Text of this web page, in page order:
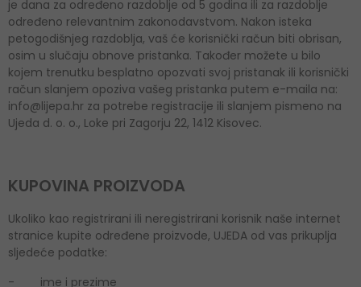
je dana za određeno razdoblje od 5 godina ili za razdoblje
određeno relevantnim zakonodavstvom. Nakon isteka
petogodišnjeg razdoblja, vaš će korisnički račun biti obrisan,
osim u slučaju obnove pristanka. Također možete u bilo
kojem trenutku besplatno opozvati svoj pristanak ili korisnički
račun slanjem opoziva vašeg pristanka putem e-maila na:
info@lijepa.hr za potrebe registracije ili slanjem pismeno na
Ujeda d. o. o., Loke pri Zagorju 22, 1412 Kisovec.
KUPOVINA PROIZVODA
Ukoliko kao registrirani ili neregistrirani korisnik naše internet
stranice kupite određene proizvode, UJEDA od vas prikuplja
sljedeće podatke:
- ime i prezime